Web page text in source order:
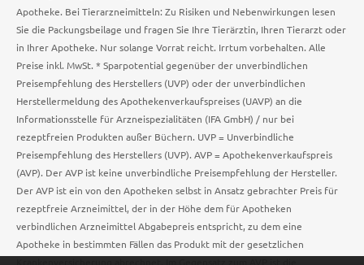
Apotheke. Bei Tierarzneimitteln: Zu Risiken und Nebenwirkungen lesen
Sie die Packungsbeilage und fragen Sie Ihre Tierärztin, Ihren Tierarzt oder
in Ihrer Apotheke. Nur solange Vorrat reicht. Irrtum vorbehalten. Alle
Preise inkl. MwSt. * Sparpotential gegenüber der unverbindlichen
Preisempfehlung des Herstellers (UVP) oder der unverbindlichen
Herstellermeldung des Apothekenverkaufspreises (UAVP) an die
Informationsstelle für Arzneispezialitäten (IFA GmbH) / nur bei
rezeptfreien Produkten außer Büchern. UVP = Unverbindliche
Preisempfehlung des Herstellers (UVP). AVP = Apothekenverkaufspreis
(AVP). Der AVP ist keine unverbindliche Preisempfehlung der Hersteller.
Der AVP ist ein von den Apotheken selbst in Ansatz gebrachter Preis für
rezeptfreie Arzneimittel, der in der Höhe dem für Apotheken
verbindlichen Arzneimittel Abgabepreis entspricht, zu dem eine
Apotheke in bestimmten Fällen das Produkt mit der gesetzlichen